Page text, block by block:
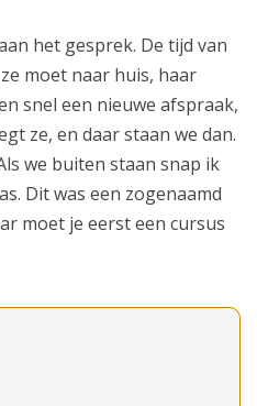
het gesprek. De tijd van
moet naar huis, haar
snel een nieuwe afspraak,
ze, en daar staan we dan.
we buiten staan snap ik
Dit was een zogenaamd
moet je eerst een cursus